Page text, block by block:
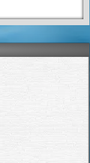
サー
話」
感想